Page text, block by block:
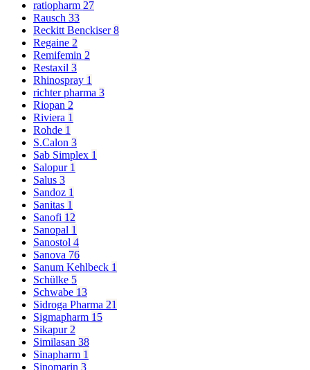
ratiopharm 27
Rausch 33
Reckitt Benckiser8
Regaine 2
Remifemin 2
Restaxil 3
Rhinospray 1
richter pharma 3
Riopan 2
Riviera 1
Rohde 1
S.Calon 3
Sab Simplex 1
Salopur 1
Salus 3
Sandoz 1
Sanitas 1
Sanofi 12
Sanopal 1
Sanostol 4
Sanova 76
Sanum Kehlbeck 1
Schülke 5
Schwabe 13
Sidroga Pharma 21
Sigmapharm 15
Sikapur2
Similasan 38
Sinapharm 1
Sinomarin 3